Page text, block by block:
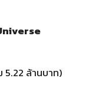
5.22 ล้านบาท)